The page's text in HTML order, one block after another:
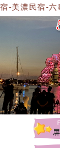
-美濃民宿-